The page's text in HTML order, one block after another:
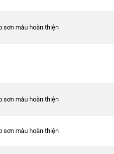
sơn màu hoàn thiện
sơn màu hoàn thiện
sơn màu hoàn thiện